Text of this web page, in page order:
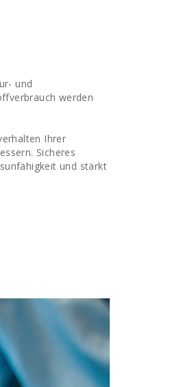
und
werden
Ihrer
Sicheres
und stärkt